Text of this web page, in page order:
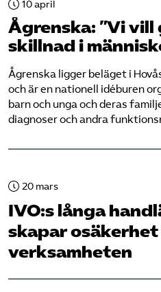
10 april
Ågrenska: ”Vi
skillnad i
Ågrenska ligger beläget i
och är en nationell idéburen
barn och unga och deras
diagnoser och andra
20 mars
IVO:s långa
skapar
verksamheten